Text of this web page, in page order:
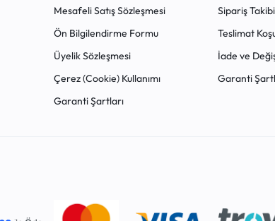
Mesafeli Satış Sözleşmesi
Ön Bilgilendirme Formu
Üyelik Sözleşmesi
Çerez (Cookie) Kullanımı
Garanti Şartları
Sipariş Takibi
Teslimat
İade ve
Garanti